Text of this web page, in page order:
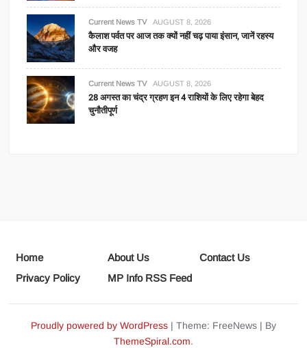
Current News TV AUGUST 8, 2026
कैलाश पर्वत पर आज तक क्यों नहीं चढ़ पाया इंसान, जानें रहस्य
और वजह
Current News TV AUGUST 8, 2026
28 अगस्त का चंद्र ग्रहण इन 4 राशियों के लिए रहेगा बेहद
चुनौतीपूर्ण
Home About Us
Contact Us
Privacy Policy
MP Info RSS Feed
Proudly powered by WordPress | Theme: FreeNews | By
ThemeSpiral.com.